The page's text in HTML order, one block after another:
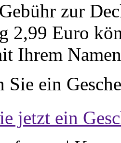
zur
2,99 Euro
Ihrem
Sie ein
jetzt ein